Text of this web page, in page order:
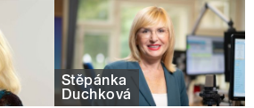
Štěpánka
Duchková